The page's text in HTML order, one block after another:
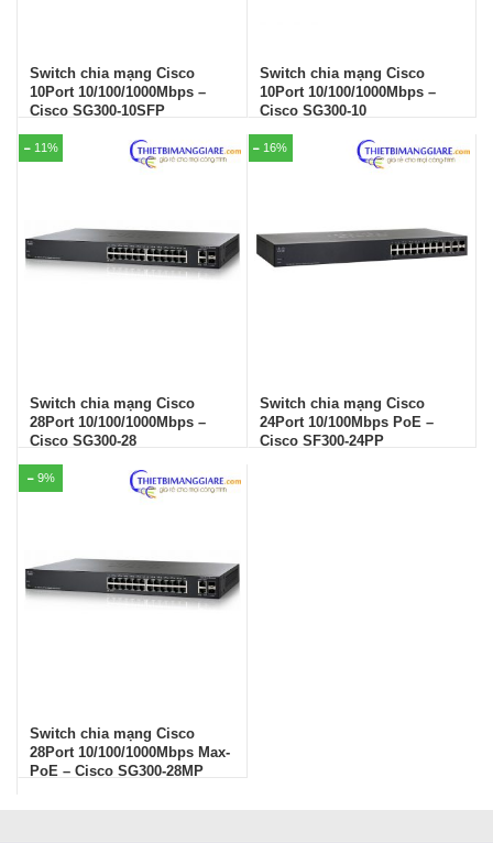
Switch chia mạng Cisco
10Port 10/100/1000Mbps –
Cisco SG300-10SFP
Switch chia mạng Cisco
10Port 10/100/1000Mbps –
Cisco SG300-10
11%
Switch chia mạng Cisco
28Port 10/100/1000Mbps –
Cisco SG300-28
16%
Switch chia mạng Cisco
24Port 10/100Mbps PoE –
Cisco SF300-24PP
9%
Switch chia mạng Cisco
28Port 10/100/1000Mbps Max-
PoE – Cisco SG300-28MP